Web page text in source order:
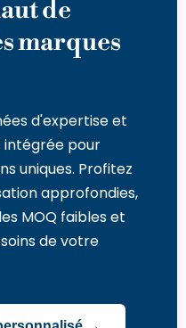
de
marques
d'expertise et
intégrée pour
uniques. Profitez
approfondies,
MOQ faibles et
de votre